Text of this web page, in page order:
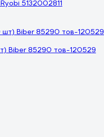
5132002811
Biber 85290 тов-120529